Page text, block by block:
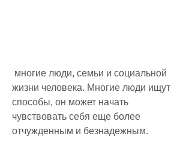
жизни человека. Многие люди ищут
способы, он может начать
чувствовать себя еще более
отчужденным и безнадежным.